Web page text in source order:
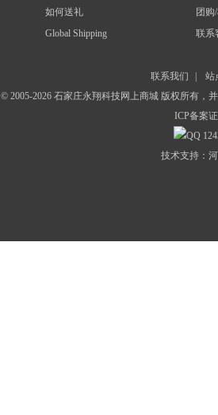
如何送礼
Global Shipping
团购
联系
联系我们
站
© 2005-2026 石家庄永翔科技网上商城 版权所有，
ICP备案
技术支持：